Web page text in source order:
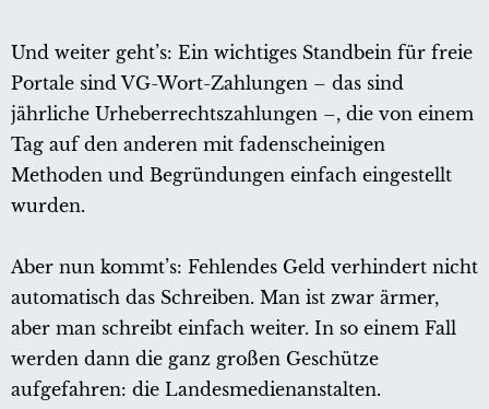
Und weiter geht’s: Ein wichtiges Standbein für freie
Portale sind VG-Wort-Zahlungen – das sind
jährliche Urheberrechtszahlungen –, die von einem
Tag auf den anderen mit fadenscheinigen
Methoden und Begründungen einfach eingestellt
wurden.
Aber nun kommt’s: Fehlendes Geld verhindert nicht
automatisch das Schreiben. Man ist zwar ärmer,
aber man schreibt einfach weiter. In so einem Fall
werden dann die ganz großen Geschütze
aufgefahren: die Landesmedienanstalten.